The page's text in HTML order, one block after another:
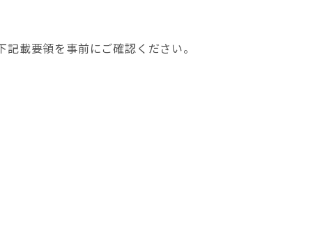
載要領を事前にご確認ください。